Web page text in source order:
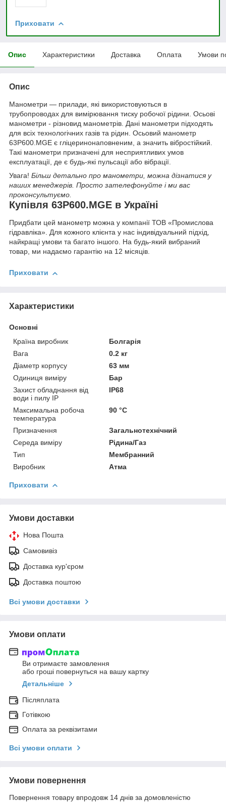
Приховати
Опис Характеристики Доставка Оплата Умови
Опис
Манометри — прилади, які використовуються в
трубопроводах для вимірювання тиску робочої рідини. Осьові
манометри - різновид манометрів. Дані манометри підходять
для всіх технологічних газів та рідин. Осьовий манометр
63Р600.MGE є гліцеринонаповненим, а значить вібростійкий.
Такі манометри призначені для несприятливих умов
експлуатації, де є будь-які пульсації або вібрації.
Увага! Більш детально про манометри, можна дізнатися у
наших менеджерів. Просто зателефонуйте і ми вас
проконсультуємо.
Купівля 63Р600.MGE в Україні
Придбати цей манометр можна у компанії ТОВ «Промислова
гідравліка». Для кожного клієнта у нас індивідуальний підхід,
найкращі умови та багато іншого. На будь-який вибраний
товар, ми надаємо гарантію на 12 місяців.
Приховати
Характеристики
Основні
Країна виробник
Болгарія
Вага
0.2 кг
Діаметр корпусу
63 мм
Одиниця виміру
Бар
Захист обладнання від
води і пилу IP
IP68
Максимальна робоча
температура
90 °С
Призначення
Загальнотехнічний
Середа виміру
Рідина/Газ
Тип
Мембранний
Виробник
Атма
Приховати
Умови доставки
Нова Пошта
Самовивіз
Доставка кур'єром
Доставка поштою
Всі умови доставки
Умови оплати
Ви отримаєте замовлення
або гроші повернуться на вашу картку
Детальніше
Післяплата
Готівкою
Оплата за реквізитами
Всі умови оплати
Умови повернення
Повернення товару впродовж 14 днів за домовленістю